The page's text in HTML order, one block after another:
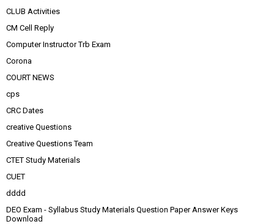
CLUB Activities
CM Cell Reply
Computer Instructor Trb Exam
Corona
COURT NEWS
cps
CRC Dates
creative Questions
Creative Questions Team
CTET Study Materials
CUET
dddd
DEO Exam - Syllabus Study Materials Question Paper Answer Keys
Download